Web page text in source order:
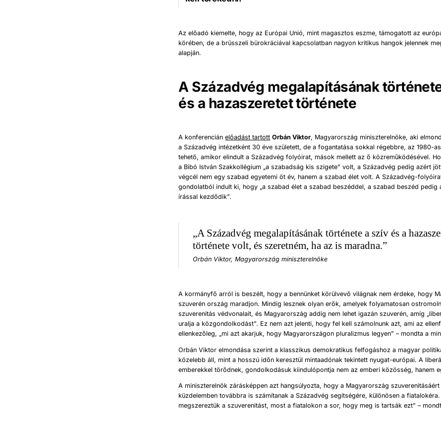
Az előadó kiemelte, hogy az Európai Unió, mint magasztos eszme, támogatott az
körében, de a brüsszeli bürokráciával kapcsolatban nagyon kritikus hangok jelennek
alapján.
A Századvég megalapításának
és a hazaszeretet története
A konferenciánelőadást tartott Orbán Viktor, Magyarország miniszterelnöke, aki
a Századvég intézetként 30 éve született, de a fogantatása sokkal régebbre, az 1980-
tehető, amikor elindult a Századvég folyóirat, mások mellett az ő közreműködésével.
a Bibó István Szakkollégium „a szabadság kis szigete” volt, a Századvég pedig azért
végcél nem egy szabad egyetemi öt év, hanem a szabad élet volt. A Századvég-
gondolatból indult ki, hogy „a szabad élet a szabad beszéddel, a szabad beszéd pedig
írással kezdődik”.
„A Századvég megalapításának története a szív és a
története volt, és szeretném, ha az is maradna.”
Orbán Viktor, Magyarország miniszterelnöke
A kormányfő arról is beszélt, hogy a bennünket körülvevő világnak nem érdeke, hogy
szuverén ország maradjon. Mindig lesznek olyan erők, amelyek folyamatosan
szuverenitás védvonalait, és Magyarország addig nem lehet igazán szuverén, amíg
uralja a közgondolkodást”. Ez nem azt jelenti, hogy fel kell számolnunk azt, ami az
ellenkezőleg, „mi azt akarjuk, hogy Magyarországon pluralizmus legyen” – mondta a
Orbán Viktor elmondása szerint a klasszikus demokratikus felfogáshoz a magyar
közelebb áll, mint a hosszú időn keresztül mintaadónak tekintett nyugat-európai. A
emberekkel törődnek, gondolkodásuk kiindulópontja nem az emberi közösség, hanem
A miniszterelnök zárásképpen azt hangsúlyozta, hogy a Magyarország
küzdelemben továbbra is számítanak a Századvég segítségére, különösen a fiatalokéra.
megszereztük a szuverenitást, most a fiatalokon a sor, hogy meg is tartsák ezt” –